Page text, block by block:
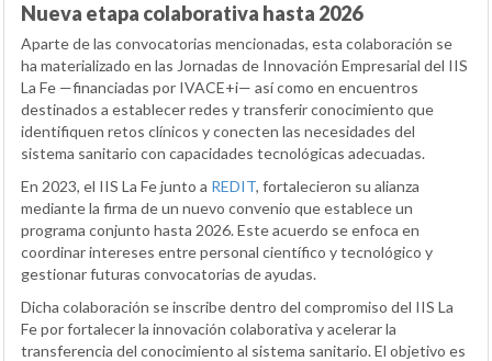
Nueva etapa colaborativa hasta 2026
Aparte de las convocatorias mencionadas, esta colaboración se
ha materializado en las Jornadas de Innovación Empresarial del IIS
La Fe —financiadas por IVACE+i— así como en encuentros
destinados a establecer redes y transferir conocimiento que
identifiquen retos clínicos y conecten las necesidades del
sistema sanitario con capacidades tecnológicas adecuadas.
En 2023, el IIS La Fe junto a REDIT, fortalecieron su alianza
mediante la firma de un nuevo convenio que establece un
programa conjunto hasta 2026. Este acuerdo se enfoca en
coordinar intereses entre personal científico y tecnológico y
gestionar futuras convocatorias de ayudas.
Dicha colaboración se inscribe dentro del compromiso del IIS La
Fe por fortalecer la innovación colaborativa y acelerar la
transferencia del conocimiento al sistema sanitario. El objetivo es